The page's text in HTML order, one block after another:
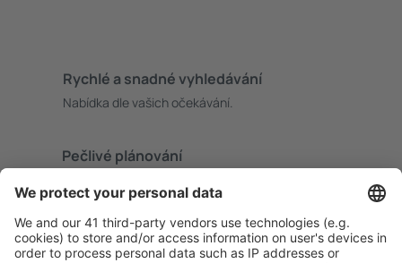
Rychlé a snadné vyhledávání
Nabídka dle vašich očekávání.
Pečlivé plánování
zrušení.
S námi ušetříte